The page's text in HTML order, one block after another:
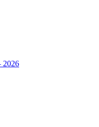
2026